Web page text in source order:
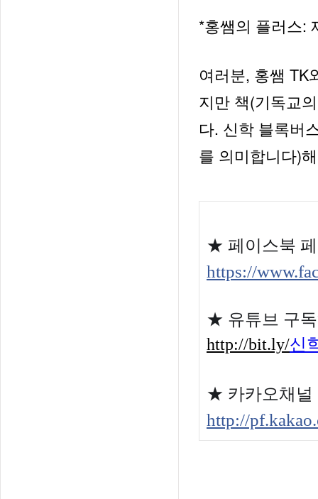
*홍쌤의 플러스:
여러분, 홍쌤 TK
지만 책(기독교의
다. 신학 블록버
를 의미합니다)
★ 페이스북
https://
★ 유튜브 구
http://bit.ly/신
★ 카카오채널
http://